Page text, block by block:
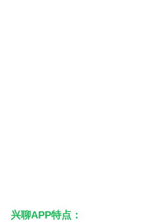
兴聊APP特点：